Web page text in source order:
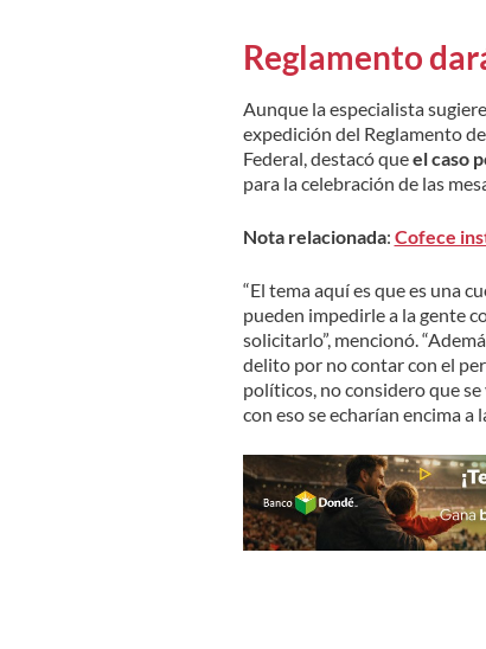
Reglamento
Aunque la especialista
expedición del Reglamento
Federal, destacó queel caso
para la celebración de las
Nota relacionada: Cofece
“El tema aquí es que es una
pueden impedirle a la gente
solicitarlo”, mencionó.
delito por no contar con el
políticos, no considero que
con eso se echarían encima a